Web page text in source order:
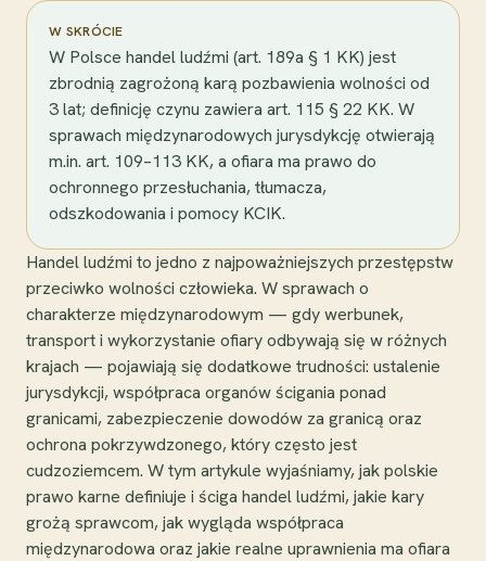
W SKRÓCIE
W Polsce handel ludźmi (art. 189a § 1 KK) jest
zbrodnią zagrożoną karą pozbawienia wolności od
3 lat; definicję czynu zawiera art. 115 § 22 KK. W
sprawach międzynarodowych jurysdykcję otwierają
m.in. art. 109–113 KK, a ofiara ma prawo do
ochronnego przesłuchania, tłumacza,
odszkodowania i pomocy KCIK.
Handel ludźmi to jedno z najpoważniejszych przestępstw
przeciwko wolności człowieka. W sprawach o
charakterze międzynarodowym — gdy werbunek,
transport i wykorzystanie ofiary odbywają się w różnych
krajach — pojawiają się dodatkowe trudności: ustalenie
jurysdykcji, współpraca organów ścigania ponad
granicami, zabezpieczenie dowodów za granicą oraz
ochrona pokrzywdzonego, który często jest
cudzoziemcem. W tym artykule wyjaśniamy, jak polskie
prawo karne definiuje i ściga handel ludźmi, jakie kary
grożą sprawcom, jak wygląda współpraca
międzynarodowa oraz jakie realne uprawnienia ma ofiara